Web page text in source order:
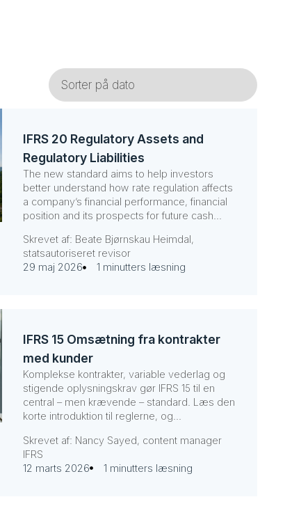
IFRS 20 Regulatory Assets and
Regulatory Liabilities
The new standard aims to help investors
better understand how rate regulation affects
a company’s financial performance, financial
position and its prospects for future cash...
Skrevet af: Beate Bjørnskau Heimdal,
statsautoriseret revisor
29 maj 2026
1 minutters læsning
IFRS 15 Omsætning fra kontrakter
med kunder
Komplekse kontrakter, variable vederlag og
stigende oplysningskrav gør IFRS 15 til en
central – men krævende – standard. Læs den
korte introduktion til reglerne, og...
Skrevet af: Nancy Sayed, content manager
IFRS
12 marts 2026
1 minutters læsning